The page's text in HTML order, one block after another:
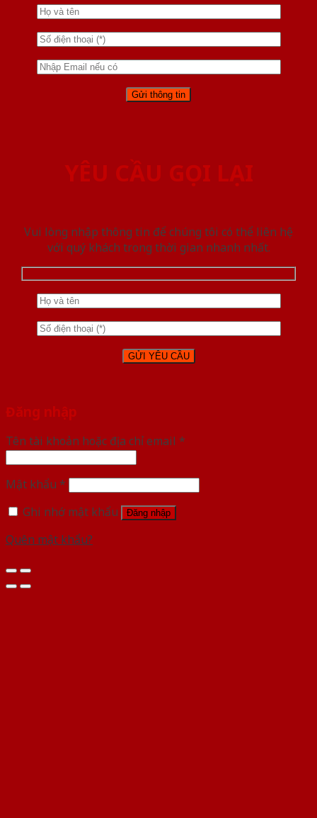
YÊU CẦU GỌI LẠI
Vui lòng nhập thông tin để chúng tôi có thể liên hệ
với quý khách trong thời gian nhanh nhất.
Đăng nhập
Tên tài khoản hoặc địa chỉ email *
Mật khẩu *
Ghi nhớ mật khẩu
Đăng nhập
Quên mật khẩu?